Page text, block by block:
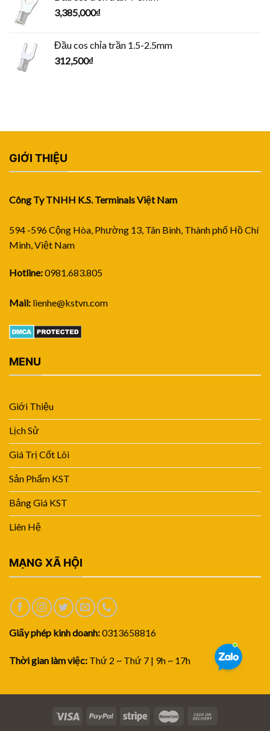
3,385,000₫
Đầu cos chỉa trần 1.5-2.5mm
312,500₫
GIỚI THIỆU
Công Ty TNHH K.S. Terminals Việt Nam
594 -596 Cộng Hòa, Phường 13, Tân Bình, Thành phố Hồ Chí
Minh, Việt Nam
Hotline:0981.683.805
Mail: lienhe@kstvn.com
MENU
Giới Thiệu
Lịch Sử
Giá Trị Cốt Lõi
Sản Phẩm KST
Bảng Giá KST
Liên Hệ
MẠNG XÃ HỘI
Giấy phép kinh doanh:0313658816
Thời gian làm việc: Thứ 2 ~ Thứ 7 | 9h ~ 17h